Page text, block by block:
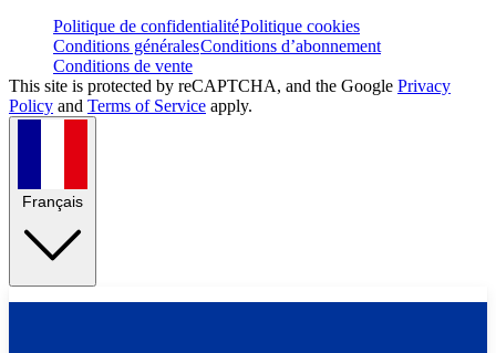
Politique de confidentialitéPolitique cookies
Conditions généralesConditions d’abonnement
Conditions de vente
This site is protected by reCAPTCHA, and the Google Privacy
Policy and Terms of Service apply.
Français